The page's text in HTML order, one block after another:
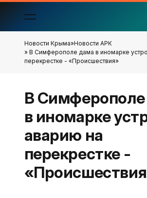
Новости Крыма»Новости АРК
» В Симферополе дама в иномарке
перекрестке - «Происшествия»
В
в иномарке
аварию на
перекрестке -